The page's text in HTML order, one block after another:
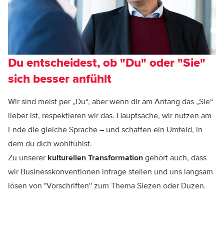
Du entscheidest, ob "Du" oder "Sie"
sich besser anfühlt
Wir sind meist per „Du“, aber wenn dir am Anfang das „Sie“
lieber ist, respektieren wir das. Hauptsache, wir nutzen am
Ende die gleiche Sprache – und schaffen ein Umfeld, in
dem du dich wohlfühlst.
Zu unserer kulturellen Transformation gehört auch, dass
wir Businesskonventionen infrage stellen und uns langsam
lösen von "Vorschriften'' zum Thema Siezen oder Duzen.